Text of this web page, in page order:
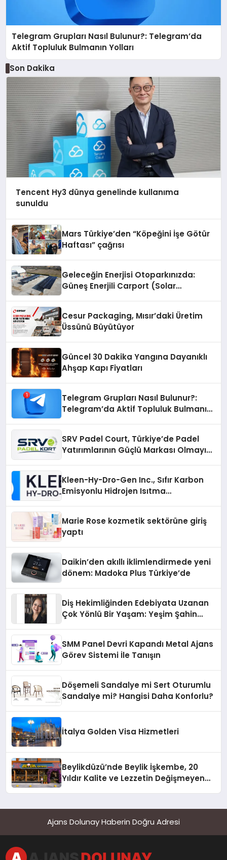
Telegram Grupları Nasıl Bulunur?: Telegram’da
Aktif Topluluk Bulmanın Yolları
Son Dakika
Tencent Hy3 dünya genelinde kullanıma
sunuldu
Mars Türkiye’den “Köpeğini İşe Götür
Haftası” çağrısı
Geleceğin Enerjisi Otoparkınızda:
Güneş Enerjili Carport (Solar
Cesur Packaging, Mısır’daki Üretim
Üssünü Büyütüyor
Güncel 30 Dakika Yangına Dayanıklı
Ahşap Kapı Fiyatları
Telegram Grupları Nasıl Bulunur?:
Telegram’da Aktif Topluluk Bulmanın
SRV Padel Court, Türkiye’de Padel
Yatırımlarının Güçlü Markası Olmayı
Kleen-Hy-Dro-Gen Inc., Sıfır Karbon
Emisyonlu Hidrojen Isıtma
Marie Rose kozmetik sektörüne giriş
yaptı
Daikin’den akıllı iklimlendirmede yeni
dönem: Madoka Plus Türkiye’de
Diş Hekimliğinden Edebiyata Uzanan
Çok Yönlü Bir Yaşam: Yeşim Şahin
SMM Panel Devri Kapandı Metal Ajans
Görev Sistemi İle Tanışın
Döşemeli Sandalye mi Sert Oturumlu
Sandalye mi? Hangisi Daha Konforlu?
İtalya Golden Visa Hizmetleri
Beylikdüzü’nde Beylik İşkembe, 20
Yıldır Kalite ve Lezzetin Değişmeyen
Ajans Dolunay Haberin Doğru Adresi